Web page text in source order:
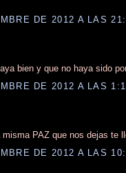
DE 2012 A LAS
bien y que no haya sido
DE 2012 A LAS
PAZ que nos dejas te
DE 2012 A LAS